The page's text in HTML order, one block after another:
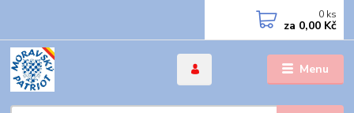
Menu
0 ks
za 0,00 Kč